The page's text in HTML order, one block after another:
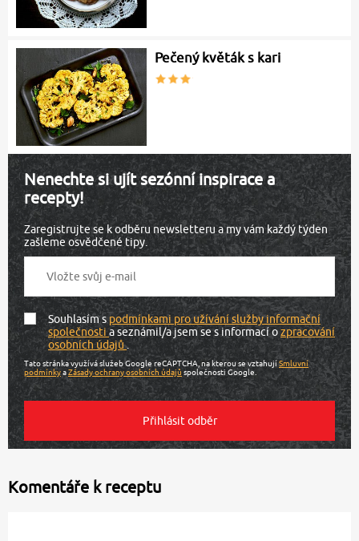
Pečený květák s kari
Nenechte si ujít sezónní inspirace a
recepty!
Zaregistrujte se k odběru newsletteru a my vám každý týden
zašleme osvědčené tipy.
Souhlasím spodmínkami pro užívání služby informační
společnostia seznámil/a jsem se s informací ozpracování
osobních údajů.
Tato stránka využívá služeb Google reCAPTCHA, na kterou se vztahujíSmluvní
podmínkyaZásady ochrany osobních údajů společnosti Google.
Komentáře k receptu